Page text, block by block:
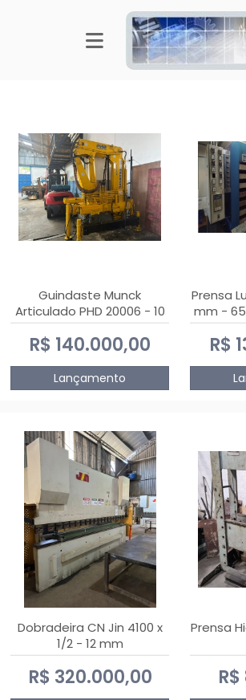
Guindaste Munck
Articulado PHD 20006 - 10
Ton
R$ 140.000,00
Lançamento
Prensa
mm -
R$
Dobradeira CN Jin 4100 x
1/2 - 12 mm
R$ 320.000,00
Prensa